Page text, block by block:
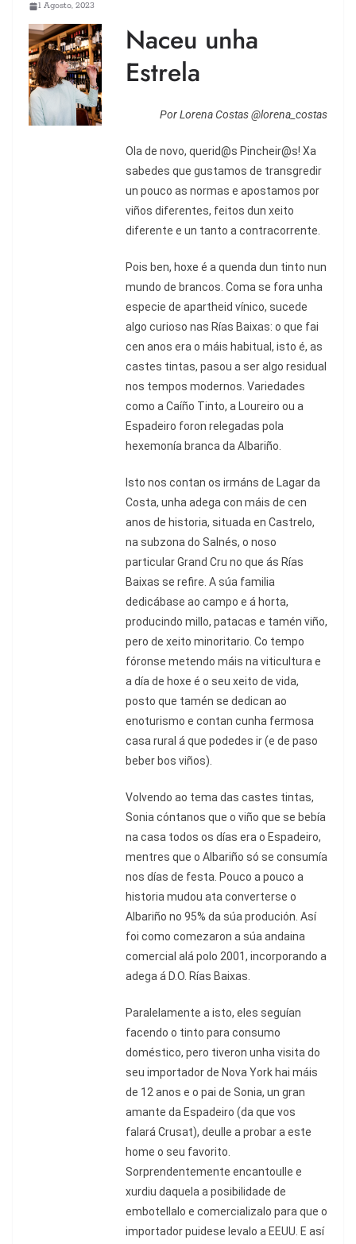
1 Agosto, 2023
Naceu unha
Estrela
Por Lorena Costas @lorena_costas
O la de novo, querid@s Pincheir@s! Xa
sabedes que gustamos de transgredir
un pouco as normas e apostamos por
viños diferentes, feitos dun xeito
diferente e un tanto a contracorrente.
Pois ben, hoxe é a quenda dun tinto nun
mundo de brancos. Coma se fora unha
especie de apartheid vínico, sucede
algo curioso nas Rías Baixas: o que fai
cen anos era o máis habitual, isto é, as
castes tintas, pasou a ser algo residual
nos tempos modernos. Variedades
como a Caíño Tinto, a Loureiro ou a
Espadeiro foron relegadas pola
hexemonía branca da Albariño.
Isto nos contan os irmáns de Lagar da
Costa, unha adega con máis de cen
anos de historia, situada en Castrelo,
na subzona do Salnés, o noso
particular Grand Cru no que ás Rías
Baixas se refire. A súa familia
dedicábase ao campo e á horta,
producindo millo, patacas e tamén viño,
pero de xeito minoritario. Co tempo
fóronse metendo máis na viticultura e
a día de hoxe é o seu xeito de vida,
posto que tamén se dedican ao
enoturismo e contan cunha fermosa
casa rural á que podedes ir (e de paso
beber bos viños).
Volvendo ao tema das castes tintas,
Sonia cóntanos que o viño que se bebía
na casa todos os días era o Espadeiro,
mentres que o Albariño só se consumía
nos días de festa. Pouco a pouco a
historia mudou ata converterse o
Albariño no 95% da súa produción. Así
foi como comezaron a súa andaina
comercial alá polo 2001, incorporando a
adega á D.O. Rías Baixas.
Paralelamente a isto, eles seguían
facendo o tinto para consumo
doméstico, pero tiveron unha visita do
seu importador de Nova York hai máis
de 12 anos e o pai de Sonia, un gran
amante da Espadeiro (da que vos
falará Crusat), deulle a probar a este
home o seu favorito.
Sorprendentemente encantoulle e
xurdiu daquela a posibilidade de
embotellalo e comercializalo para que o
importador puidese levalo a EEUU. E así